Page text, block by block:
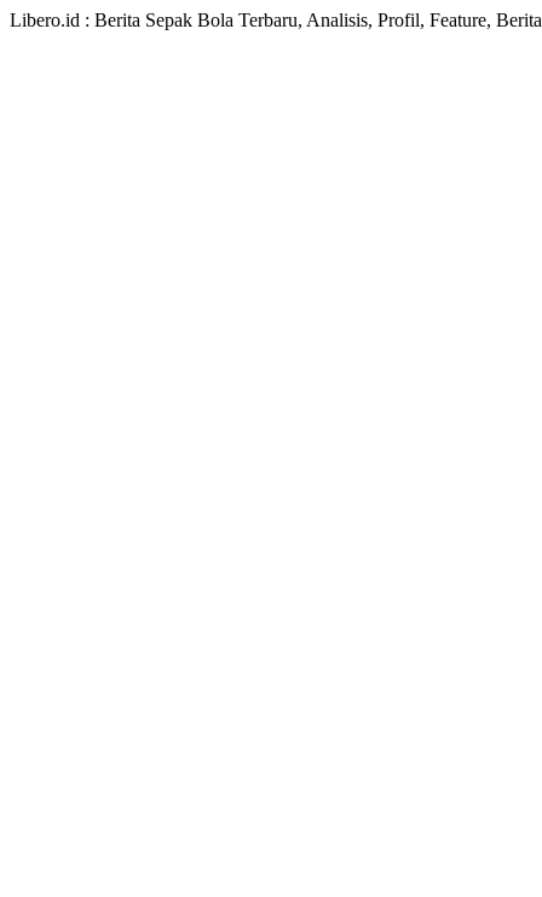
Libero.id : Berita Sepak Bola Terbaru, Analisis, Profil, Feature,